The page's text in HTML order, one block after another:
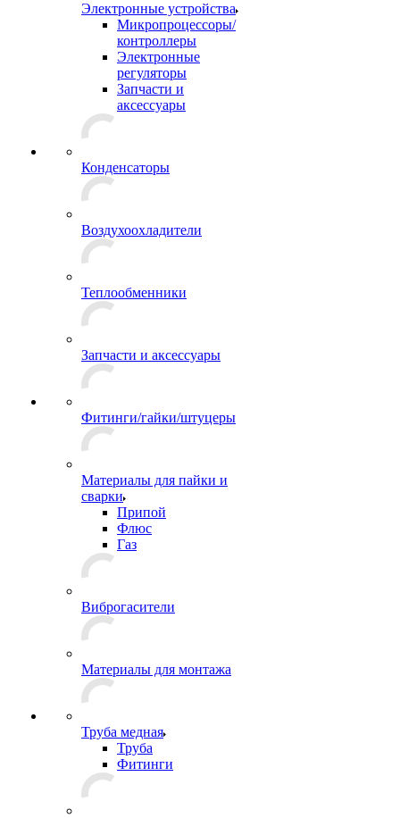
Электронные устройства
Микропроцессоры/
контроллеры
Электронные
регуляторы
Запчасти и
аксессуары
Конденсаторы
Воздухоохладители
Теплообменники
Запчасти и аксессуары
Фитинги/гайки/штуцеры
Материалы для пайки и
сварки
Припой
Флюс
Газ
Виброгасители
Материалы для монтажа
Труба медная
Труба
Фитинги